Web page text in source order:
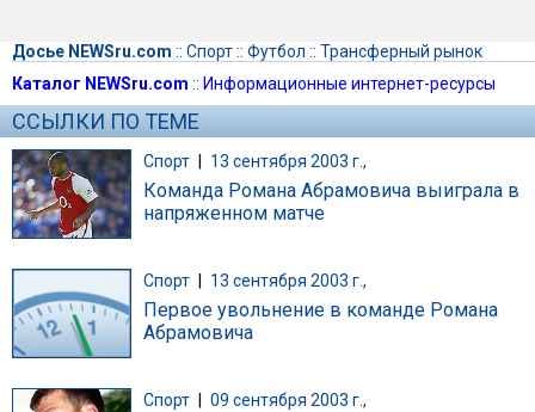
Досье NEWSru.com :: Спорт:: Футбол :: Трансферный рынок
Каталог NEWSru.com :: Информационные интернет-ресурсы
ССЫЛКИ ПО ТЕМЕ
Спорт | 13 сентября 2003 г.,
Команда Романа Абрамовича выиграла в
напряженном матче
Спорт 13 сентября 2003 г.,
Первое увольнение в команде Романа
Абрамовича
Спорт 09 сентября 2003 г.,